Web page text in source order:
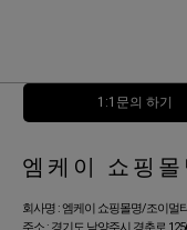
1:1문의 하기
엠케이 쇼핑
회사명 : 엠케이 쇼핑몰명/조이멀